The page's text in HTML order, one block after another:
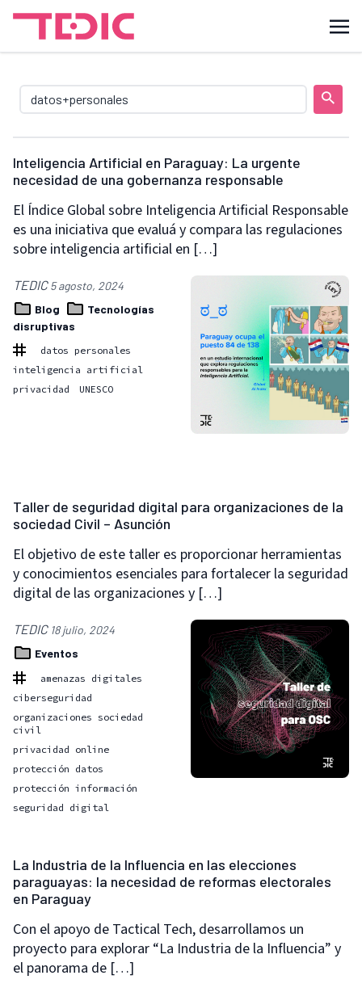
Inteligencia Artificial en Paraguay: La urgente
necesidad de una gobernanza responsable
El Índice Global sobre Inteligencia Artificial Responsable
es una iniciativa que evaluá y compara las regulaciones
sobre inteligencia artificial en […]
TEDIC5 agosto, 2024
Blog
Tecnologías
disruptivas
datos personales
inteligencia artificial
privacidad
UNESCO
Taller de seguridad digital para organizaciones de la
sociedad Civil – Asunción
El objetivo de este taller es proporcionar herramientas
y conocimientos esenciales para fortalecer la seguridad
digital de las organizaciones y […]
TEDIC 18 julio, 2024
Eventos
amenazas digitales
ciberseguridad
organizaciones sociedad
civil
privacidad online
protección datos
protección información
seguridad digital
La Industria de la Influencia en las elecciones
paraguayas: la necesidad de reformas electorales
en Paraguay
Con el apoyo de Tactical Tech, desarrollamos un
proyecto para explorar “La Industria de la Influencia” y
el panorama de […]